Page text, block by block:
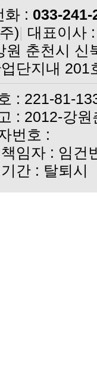
질 마스크
리스탈 바이
리스탈 바이
오픈 기념 이
픈 안내
화 : 033-241-
)| 대표이사
단지내 201
: 221-81-
: 2012-강
번호 :
임자 : 임건
간 : 탈퇴시